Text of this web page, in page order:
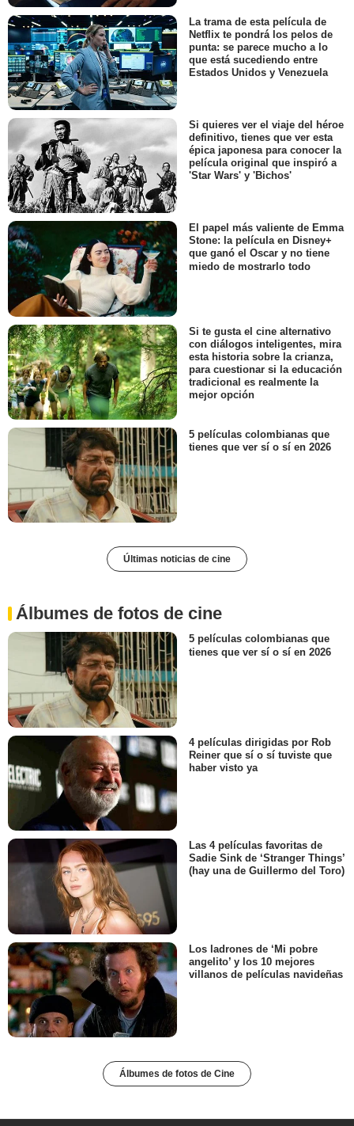
La trama de esta película de
Netflix te pondrá los pelos de
punta: se parece mucho a lo
que está sucediendo entre
Estados Unidos y Venezuela
Si quieres ver el viaje del héroe
definitivo, tienes que ver esta
épica japonesa para conocer la
película original que inspiró a
'Star Wars' y 'Bichos'
El papel más valiente de Emma
Stone: la película en Disney+
que ganó el Oscar y no tiene
miedo de mostrarlo todo
Si te gusta el cine alternativo
con diálogos inteligentes, mira
esta historia sobre la crianza,
para cuestionar si la educación
tradicional es realmente la
mejor opción
5 películas colombianas que
tienes que ver sí o sí en 2026
Últimas noticias de cine
Álbumes de fotos de cine
5 películas colombianas que
tienes que ver sí o sí en 2026
4 películas dirigidas por Rob
Reiner que sí o sí tuviste que
haber visto ya
Las 4 películas favoritas de
Sadie Sink de ‘Stranger Things’
(hay una de Guillermo del Toro)
Los ladrones de ‘Mi pobre
angelito’ y los 10 mejores
villanos de películas navideñas
Álbumes de fotos de Cine